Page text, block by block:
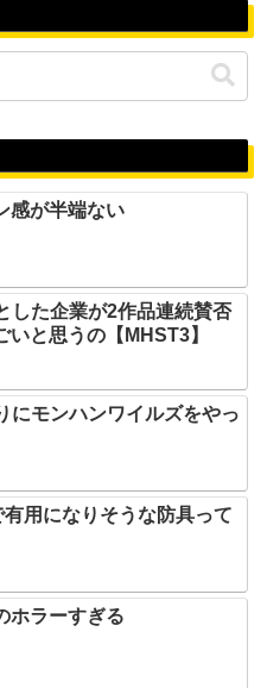
感が半端ない
した企業が2作品連続賛否
いと思うの【MHST3】
にモンハンワイルズをやっ
有用になりそうな防具って
ホラーすぎる